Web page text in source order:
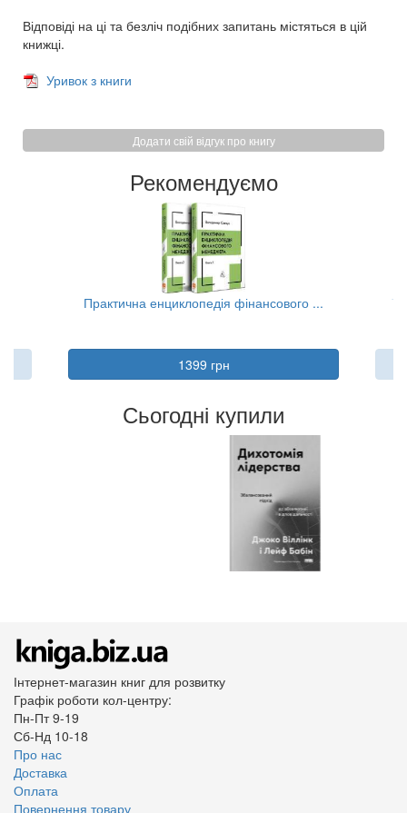
Відповіді на ці та безліч подібних запитань містяться в цій
книжці.
Уривок з книги
Додати свій відгук про книгу
Рекомендуємо
Практична енциклопедія фінансового ...
1399 грн
Сьогодні купили
Інтернет-магазин книг для розвитку
Графік роботи кол-центру:
Пн-Пт 9-19
Сб-Нд 10-18
Про нас
Доставка
Оплата
Повернення товару